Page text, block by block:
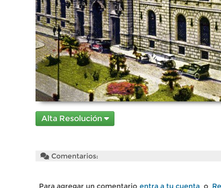
Alta Resolución
Comentarios:
Para agregar un comentario entra a tu cuenta o